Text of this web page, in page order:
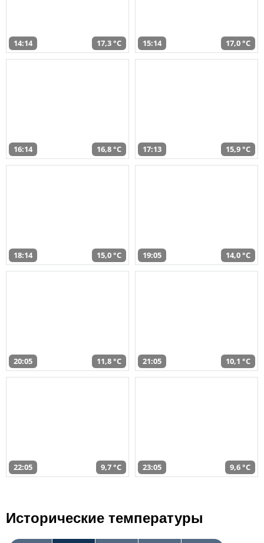
14:14 17,3 °C 15:14 17,0 °C
16:14 16,8 °C 17:13 15,9 °C
18:14 15,0 °C 19:05 14,0 °C
20:05 11,8 °C 21:05 10,1 °C
22:05 9,7 °C 23:05 9,6 °C
Исторические температуры